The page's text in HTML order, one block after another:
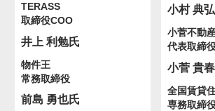
TERASS
取締役COO
井上 利勉氏
物件王
常務取締役
前島 勇也氏
小村 典
小菅不動
代表取締
小菅 貴
全国賃貸
専務取締